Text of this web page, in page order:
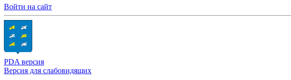
Войти на сайт
PDA версия
Версия для слабовидящих